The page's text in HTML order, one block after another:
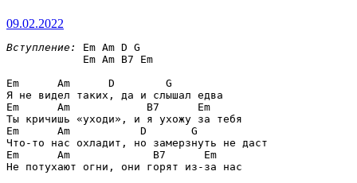
09.02.2022
Вступление:
Em Am D G
            Em Am B7 Em
Em      Am      D        G
Em      Am            B7      Em
Em      Am           D       G
Em      Am             B7      Em
Не потухают огни, они горят из-за нас